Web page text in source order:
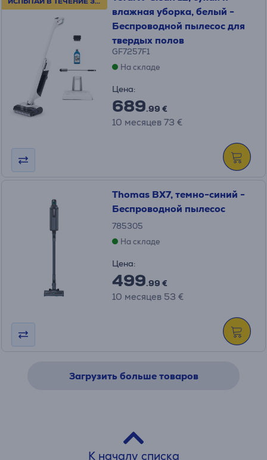
влажная уборка, белый -
Беспроводной пылесос для
твердых полов
GF7257F1
На складе
Цена:
689.99 €
10 месяцев 73 €
Thomas BX7, темно-синий -
Беспроводной пылесос
785305
На складе
Цена:
499.99 €
10 месяцев 53 €
Загрузить больше товаров
К началу списка